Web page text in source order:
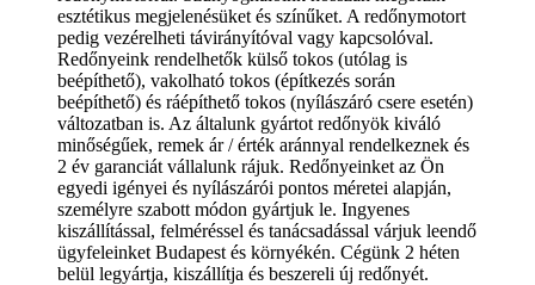
esztétikus megjelenésüket és színűket. A redőnymotort
pedig vezérelheti távirányítóval vagy kapcsolóval.
Redőnyeink rendelhetők külső tokos (utólag is
beépíthető), vakolható tokos (építkezés során
beépíthető) és ráépíthető tokos (nyílászáró csere esetén)
változatban is. Az általunk gyártot redőnyök kiváló
minőségűek, remek ár / érték aránnyal rendelkeznek és
2 év garanciát vállalunk rájuk. Redőnyeinket az Ön
egyedi igényei és nyílászárói pontos méretei alapján,
személyre szabott módon gyártjuk le. Ingyenes
kiszállítással, felméréssel és tanácsadással várjuk leendő
ügyfeleinket Budapest és környékén. Cégünk 2 héten
belül legyártja, kiszállítja és beszereli új redőnyét.